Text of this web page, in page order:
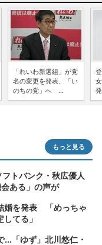
「れいわ新選組」が党
名の変更を発表、「い
のちの党」へ ...
もっと見る
トバンク・秋広優人
ある」の声が
婚を発表 「めっちゃ
てる」
「ゆず」北川悠仁・